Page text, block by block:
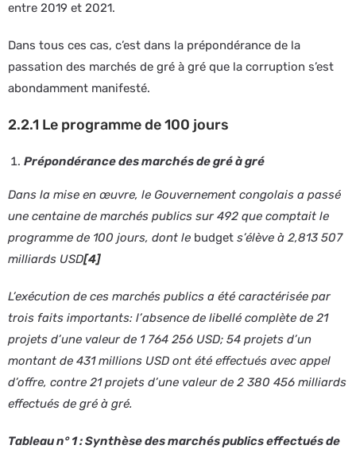
entre 2019 et 2021.
Dans tous ces cas, c’est dans la prépondérance de la
passation des marchés de gré à gré que la corruption s’est
abondamment manifesté.
2.2.1 Le programme de 100 jours
Prépondérance des marchés de gré à gré
Dans la mise en œuvre, le Gouvernement congolais a passé
une centaine de marchés publics sur 492 que comptait le
programme de 100 jours, dont le budget s’élève à 2,813 507
milliards USD[4]
L’exécution de ces marchés publics a été caractérisée par
trois faits importants: l’absence de libellé complète de 21
projets d’une valeur de 1 764 256 USD; 54 projets d’un
montant de 431 millions USD ont été effectués avec appel
d’offre, contre 21 projets d’une valeur de 2 380 456 milliards
effectués de gré à gré.
Tableau n° 1 : Synthèse des marchés publics effectués de